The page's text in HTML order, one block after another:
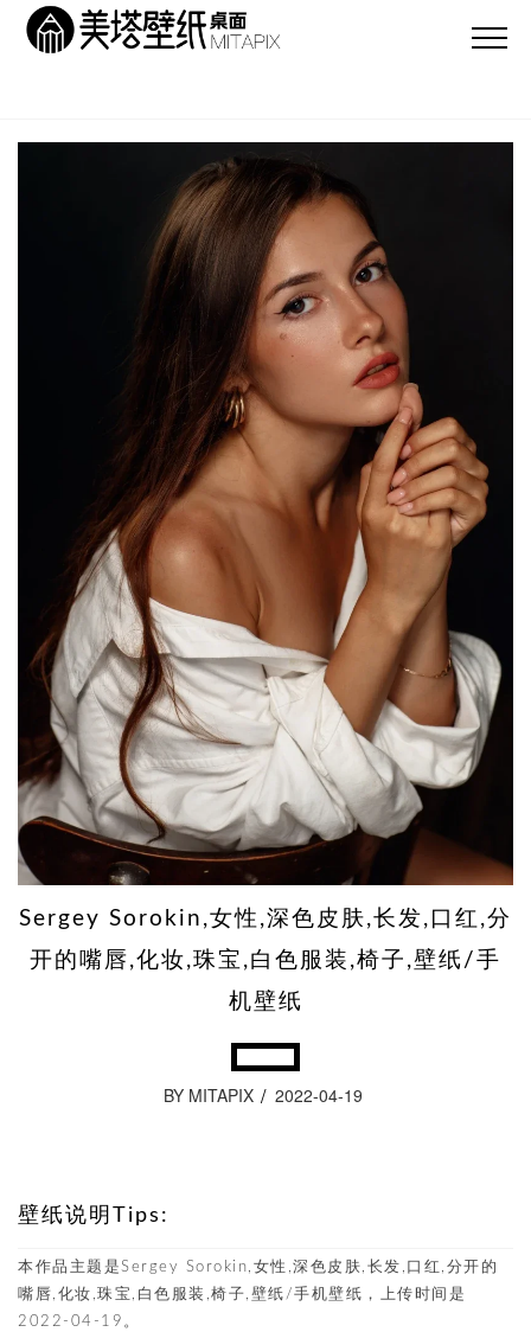
Sergey Sorokin,女性,深色皮肤,长发,口红,分
开的嘴唇,化妆,珠宝,白色服装,椅子,壁纸/手
机壁纸
BY MITAPIX 2022-04-19
壁纸说明Tips:
本作品主题是Sergey Sorokin,女性,深色皮肤,长发,口红,分开的
嘴唇,化妆,珠宝,白色服装,椅子,壁纸/手机壁纸，上传时间是
2022-04-19。